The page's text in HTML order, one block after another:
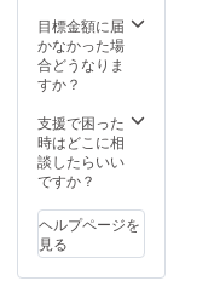
らで負
担いた
しま
方にご
用意い
ただく
ものは
せん。
３．そ
の時に
作った
目標金額に届
かなかった場
合どうなりま
すか？
支援で困った
時はどこに相
談したらいい
ですか？
ヘルプページを
見る